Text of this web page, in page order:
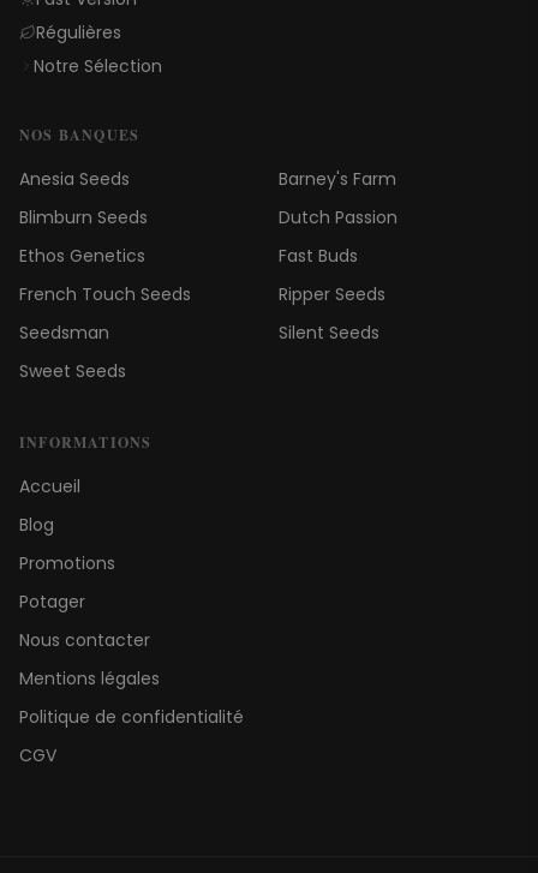
Régulières
Notre Sélection
NOS BANQUES
Anesia Seeds
Barney's Farm
Blimburn Seeds
Dutch Passion
Ethos Genetics
Fast Buds
French Touch Seeds
Ripper Seeds
Seedsman
Silent Seeds
Sweet Seeds
INFORMATIONS
Accueil
Blog
Promotions
Potager
Nous contacter
Mentions légales
Politique de confidentialité
CGV